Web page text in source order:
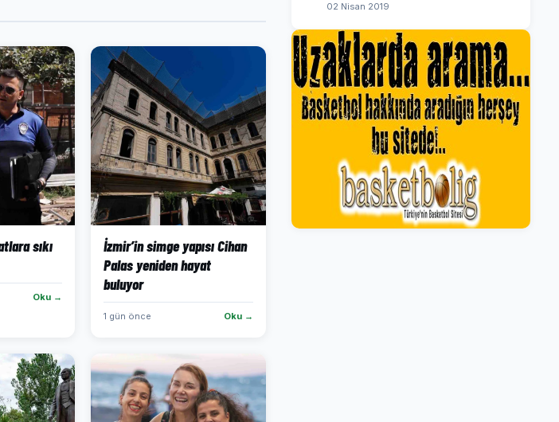
sıkı
Oku →
İzmir’in simge yapısı Cihan
Palas yeniden hayat
buluyor
1 gün önce Oku →
02 Nisan 2019